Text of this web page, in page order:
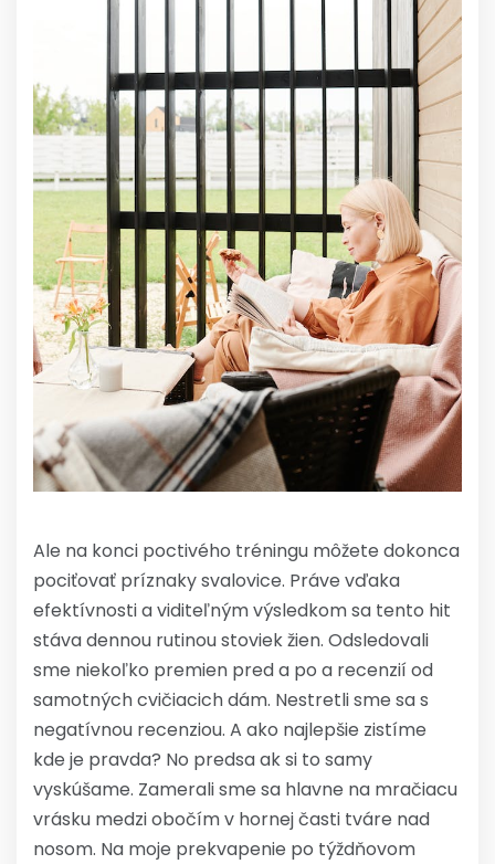
Ale na konci poctivého tréningu môžete dokonca
pociťovať príznaky svalovice. Práve vďaka
efektívnosti a viditeľným výsledkom sa tento hit
stáva dennou rutinou stoviek žien. Odsledovali
sme niekoľko premien pred a po a recenzií od
samotných cvičiacich dám. Nestretli sme sa s
negatívnou recenziou. A ako najlepšie zistíme
kde je pravda? No predsa ak si to samy
vyskúšame. Zamerali sme sa hlavne na mračiacu
vrásku medzi obočím v hornej časti tváre nad
nosom. Na moje prekvapenie po týždňovom